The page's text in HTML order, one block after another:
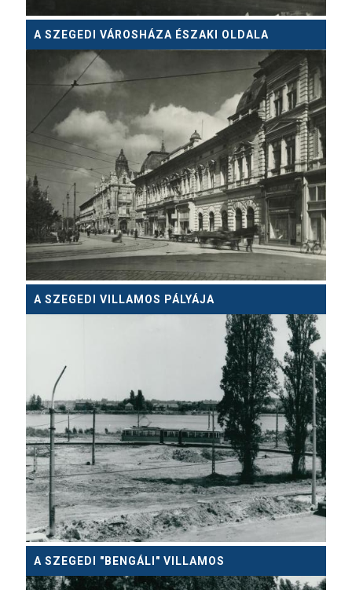
A SZEGEDI VÁROSHÁZA ÉSZAKI OLDALA
A SZEGEDI VILLAMOS PÁLYÁJA
A SZEGEDI "BENGÁLI" VILLAMOS